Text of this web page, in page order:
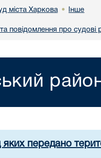
міста Харкова • Інше
повідомлення про судові
яких передано